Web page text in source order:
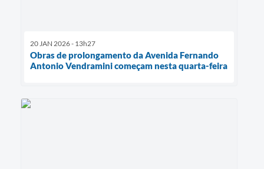
20 JAN 2026 - 13h27
Obras de prolongamento da Avenida Fernando
Antonio Vendramini começam nesta quarta-feira